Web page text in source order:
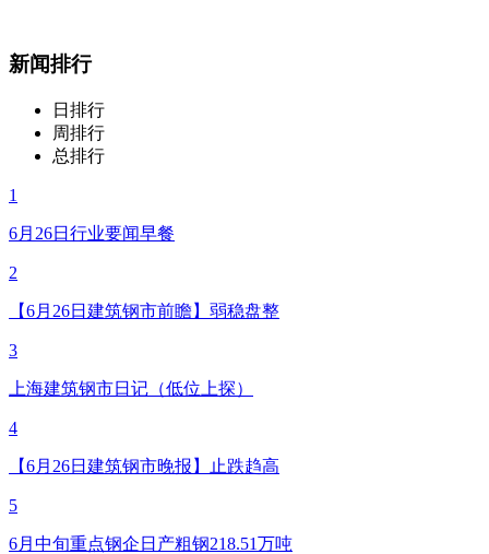
新闻排行
日排行
周排行
总排行
1
6月26日行业要闻早餐
2
【6月26日建筑钢市前瞻】弱稳盘整
3
上海建筑钢市日记（低位上探）
4
【6月26日建筑钢市晚报】止跌趋高
5
6月中旬重点钢企日产粗钢218.51万吨